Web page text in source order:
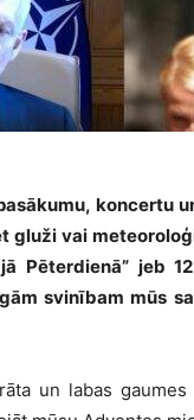
koncertu
vai
Pēterdienā” jeb
svinībam mūs
un labas